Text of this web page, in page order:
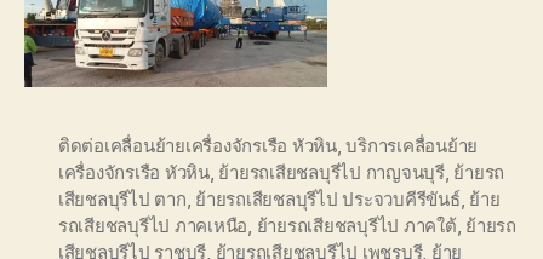
ติดต่อเคลื่อนย้ายเครื่องจักรเรือ หัวหิน,บริการเคลื่อนย้าย
เครื่องจักรเรือ หัวหิน, ย้ายรถเสียชลบุรีไป กาญจนบุรี, ย้ายรถ
เสียชลบุรีไป ตาก, ย้ายรถเสียชลบุรีไป ประจวบคีรีขันธ์, ย้าย
รถเสียชลบุรีไป ภาคเหนือ, ย้ายรถเสียชลบุรีไป ภาคใต้, ย้ายรถ
เสียชลบุรีไป ราชบุรี, ย้ายรถเสียชลบุรีไป เพชรบุรี, ย้าย